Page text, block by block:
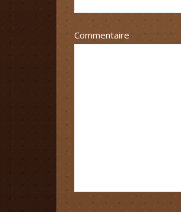
Commentaire